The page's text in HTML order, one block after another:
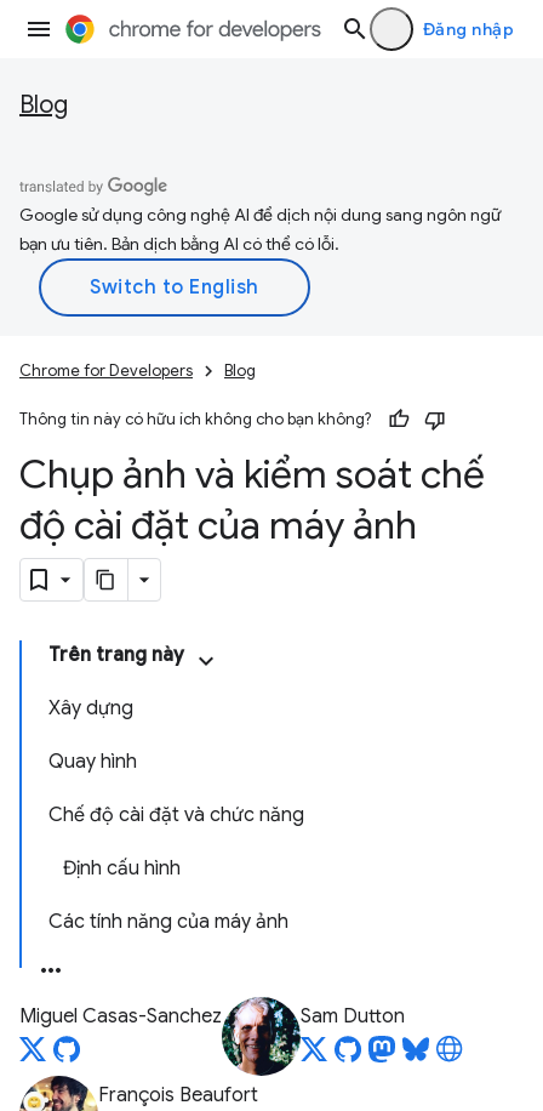
Đăng nhập
Blog
Google sử dụng công nghệ AI để dịch nội dung sang ngôn ngữ
bạn ưu tiên. Bản dịch bằng AI có thể có lỗi.
Chrome for Developers Blog
Thông tin này có hữu ích không cho bạn không?
Chụp ảnh và kiểm soát chế
độ cài đặt của máy ảnh
Trên trang này
Xây dựng
Quay hình
Chế độ cài đặt và chức năng
Định cấu hình
Các tính năng của máy ảnh
Miguel Casas-Sanchez Sam Dutton
François Beaufort